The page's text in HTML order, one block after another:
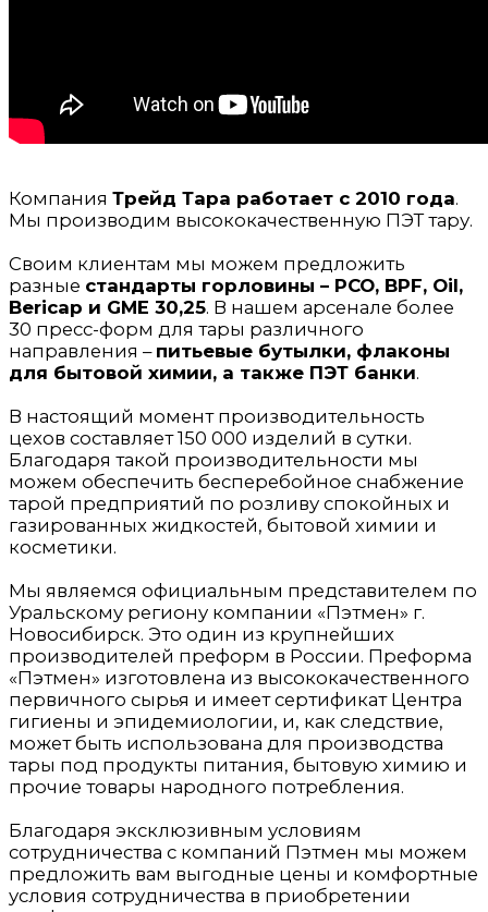
Компания Трейд Тара работает с 2010 года.
Мы производим высококачественную ПЭТ тару.
Своим клиентам мы можем предложить
разные стандарты горловины – PCO, BPF, Oil,
Bericap и GME 30,25. В нашем арсенале более
30 пресс-форм для тары различного
направления – питьевые бутылки, флаконы
для бытовой химии, а также ПЭТ банки.
В настоящий момент производительность
цехов составляет 150 000 изделий в сутки.
Благодаря такой производительности мы
можем обеспечить бесперебойное снабжение
тарой предприятий по розливу спокойных и
газированных жидкостей, бытовой химии и
косметики.
Мы являемся официальным представителем по
Уральскому региону компании «Пэтмен» г.
Новосибирск. Это один из крупнейших
производителей преформ в России. Преформа
«Пэтмен» изготовлена из высококачественного
первичного сырья и имеет сертификат Центра
гигиены и эпидемиологии, и, как следствие,
может быть использована для производства
тары под продукты питания, бытовую химию и
прочие товары народного потребления.
Благодаря эксклюзивным условиям
сотрудничества с компаний Пэтмен мы можем
предложить вам выгодные цены и комфортные
условия сотрудничества в приобретении